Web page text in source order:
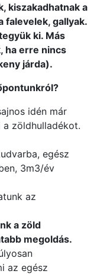
kiszakadhatnak a
falevelek, gallyak.
ki. Más
ha erre nincs
járda).
idén már
a zöldhulladékot.
egész
3m3/év
az
a zöld
megoldás.
az egész